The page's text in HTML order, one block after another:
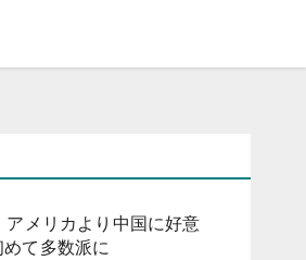
メリカより中国に好意
て多数派に